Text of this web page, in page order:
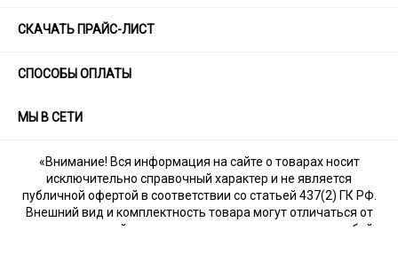
СКАЧАТЬ ПРАЙС-ЛИСТ
СПОСОБЫ ОПЛАТЫ
МЫ В СЕТИ
«Внимание! Вся информация на сайте о товарах носит
исключительно справочный характер и не является
публичной офертой в соответствии со статьей 437(2) ГК РФ.
Внешний вид и комплектность товара могут отличаться от
указанных на сайте, т.к. производитель оставляет за собой